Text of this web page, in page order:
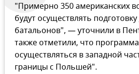
"Примерно 350 американских
будут осуществлять
батальонов", — уточнили в
также отметили, что
осуществляться в западной
границы с Польшей".